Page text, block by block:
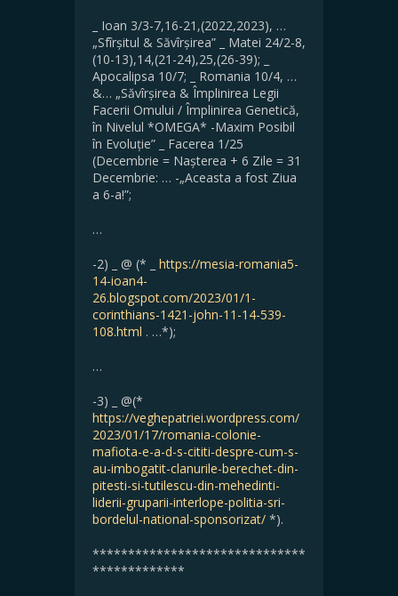
_ Ioan 3/3-7,16-21,(2022,2023), …
„Sfîrșitul & Săvîrșirea” _ Matei 24/2-8,
(10-13),14,(21-24),25,(26-39); _
Apocalipsa 10/7; _ Romania 10/4, …
&… „Săvîrșirea & Împlinirea Legii
Facerii Omului / Împlinirea Genetică,
în Nivelul *OMEGA* -Maxim Posibil
în Evoluție” _ Facerea 1/25
(Decembrie = Nașterea + 6 Zile = 31
Decembrie: … -„Aceasta a fost Ziua
a 6-a!”;
…
-2) _ @ (* _ https://mesia-romania5-
14-ioan4-
26.blogspot.com/2023/01/1-
corinthians-1421-john-11-14-539-
108.html . …*);
…
-3) _ @(*
https://veghepatriei.wordpress.com/
2023/01/17/romania-colonie-
mafiota-e-a-d-s-cititi-despre-cum-s-
au-imbogatit-clanurile-berechet-din-
pitesti-si-tutilescu-din-mehedinti-
liderii-gruparii-interlope-politia-sri-
bordelul-national-sponsorizat/ *).
******************************
*************